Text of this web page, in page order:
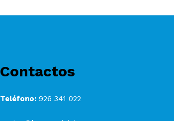
Contactos
Teléfono: 926 341 022